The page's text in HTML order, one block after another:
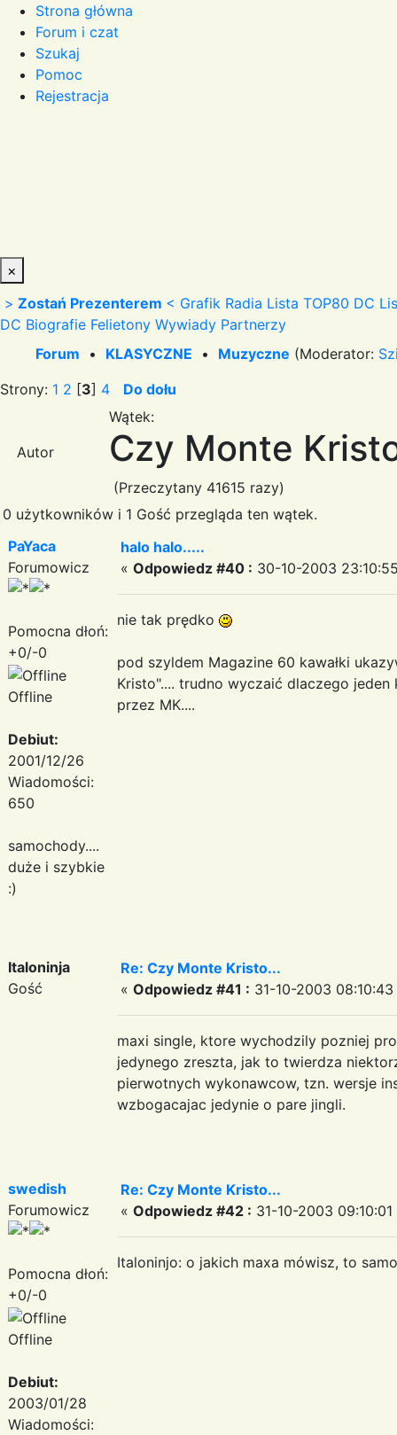
Strona główna
Forum i czat
Szukaj
Pomoc
Rejestracja
×
> Zostań Prezenterem < Grafik Radia Lista TOP80 DC
DC Biografie Felietony Wywiady Partnerzy
Forum • KLASYCZNE • Muzyczne (Moderator:
Strony: 1 2 [3] 4 Do dołu
Autor
Wątek:
Czy Monte
(Przeczytany 41615 razy)
0 użytkowników i 1 Gość przegląda ten wątek.
PaYaca
Forumowicz
Pomocna dłoń:
+0/-0
Offline
Debiut:
2001/12/26
Wiadomości:
650
samochody....
duże i szybkie
:)
halo halo.....
« Odpowiedz #40 : 30-10-2003
nie tak prędko
pod szyldem Magazine 60 kawałki
Kristo".... trudno wyczaić dlaczego
przez MK....
Italoninja
Gość
Re: Czy Monte Kristo...
« Odpowiedz #41 : 31-10-2003 08:10:43
maxi single, ktore wychodzily pozniej
jedynego zreszta, jak to twierdza
pierwotnych wykonawcow, tzn. wersje
wzbogacajac jedynie o pare jingli.
swedish
Forumowicz
Pomocna dłoń:
+0/-0
Offline
Debiut:
2003/01/28
Wiadomości:
Re: Czy Monte Kristo...
« Odpowiedz #42 : 31-10-2003 09:10:01
Italoninjo: o jakich maxa mówisz, to